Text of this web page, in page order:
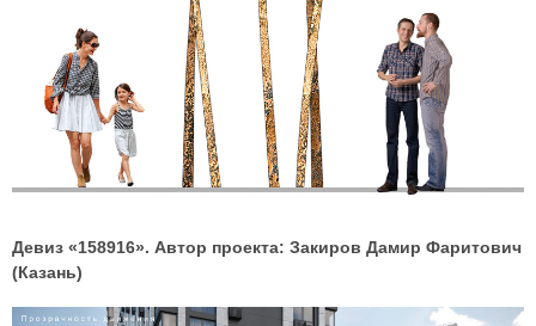
Девиз «158916». Автор проекта: Закиров Дамир Фаритович
(Казань)